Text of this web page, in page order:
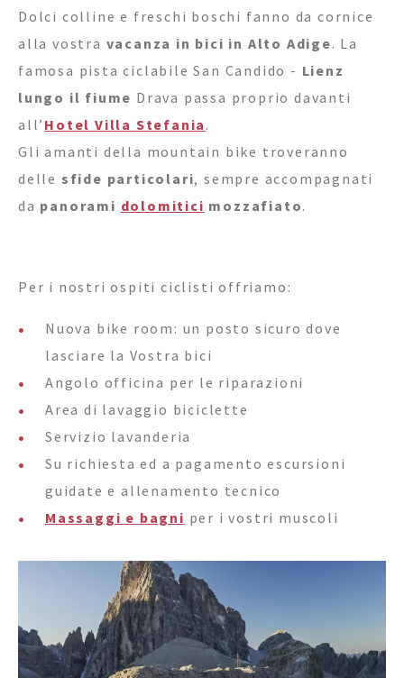
Via al Ponte dei Corrieri 1 . I-39038 San
Candido . Alto Adige . Dolomiti
Dolci colline e freschi boschi fanno da cornice
alla vostra vacanza in bici in Alto Adige. La
famosa pista ciclabile San Candido - Lienz
lungo il fiume Drava passa proprio davanti
all’ Hotel Villa Stefania .
Gli amanti della mountain bike troveranno
delle sfide particolari, sempre accompagnati
da panorami dolomitici mozzafiato.
Per i nostri ospiti ciclisti offriamo:
Nuova bike room: un posto sicuro dove
lasciare la Vostra bici
Angolo officina per le riparazioni
Area di lavaggio biciclette
Servizio lavanderia
Su richiesta ed a pagamento escursioni
guidate e allenamento tecnico
Massaggi e bagni per i vostri muscoli